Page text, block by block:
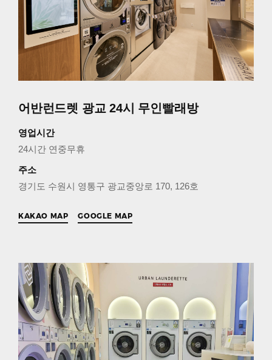
어반런드렛 광교 24시 무인빨래방
영업시간
24시간 연중무휴
주소
경기도 수원시 영통구 광교중앙로 170, 126호
KAKAO MAP GOOGLE MAP